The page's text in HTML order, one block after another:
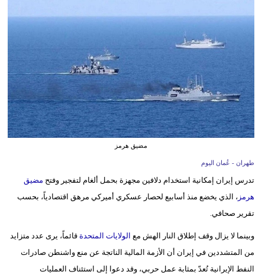
وسفر
أخبار
إعلام
تعليم
علوم
وتكنولوجيا
مدوَّنات
مضيق هرمز
طهران - عُمان اليوم
تدرس إيران إمكانية استخدام دلافين مجهزة بحمل ألغام لتفجير وفتح مضيق
هرمز ، الذي يخضع منذ أسابيع لحصار عسكري أميركي مرهق اقتصادياً، بحسب
تقرير صحافي.
وبينما لا يزال وقف إطلاق النار الهش مع الولايات المتحدة قائماً، يرى عدد متزايد
من المتشددين في إيران أن الأزمة المالية الناتجة عن منع واشنطن صادرات
النفط الإيرانية تُعدّ بمثابة عمل حربي، وقد دعوا إلى استئناف العمليات